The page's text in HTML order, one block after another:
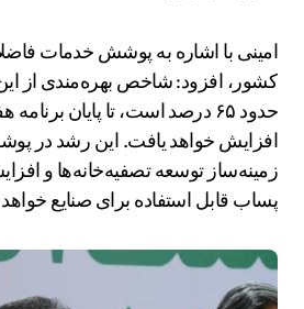
کشور، افزود: شاخص بهره‌مندی از
افزایش خواهد یافت. این رشد در
زمینه‌ساز توسعه تصفیه‌خانه‌ها و
پساب قابل استفاده برای صنایع خواهد